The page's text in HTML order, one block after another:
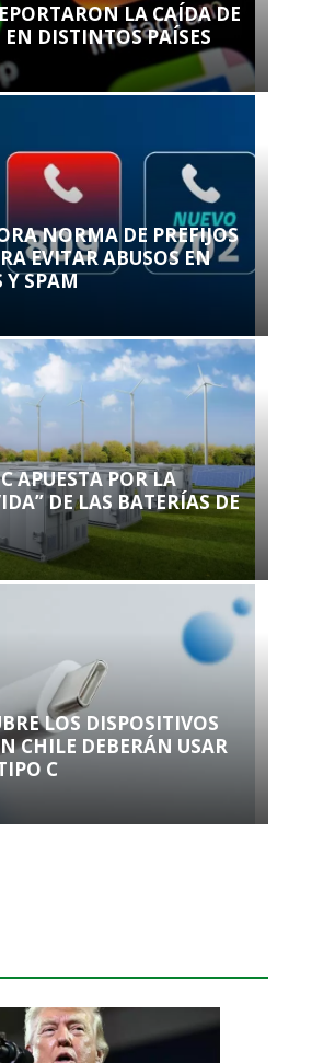
LA CAÍDA DE
DISTINTOS PAÍSES
NORMA DE PREFIJOS
EVITAR ABUSOS EN
Y SPAM
APUESTA POR LA
DE LAS BATERÍAS DE
LOS DISPOSITIVOS
CHILE DEBERÁN USAR
C